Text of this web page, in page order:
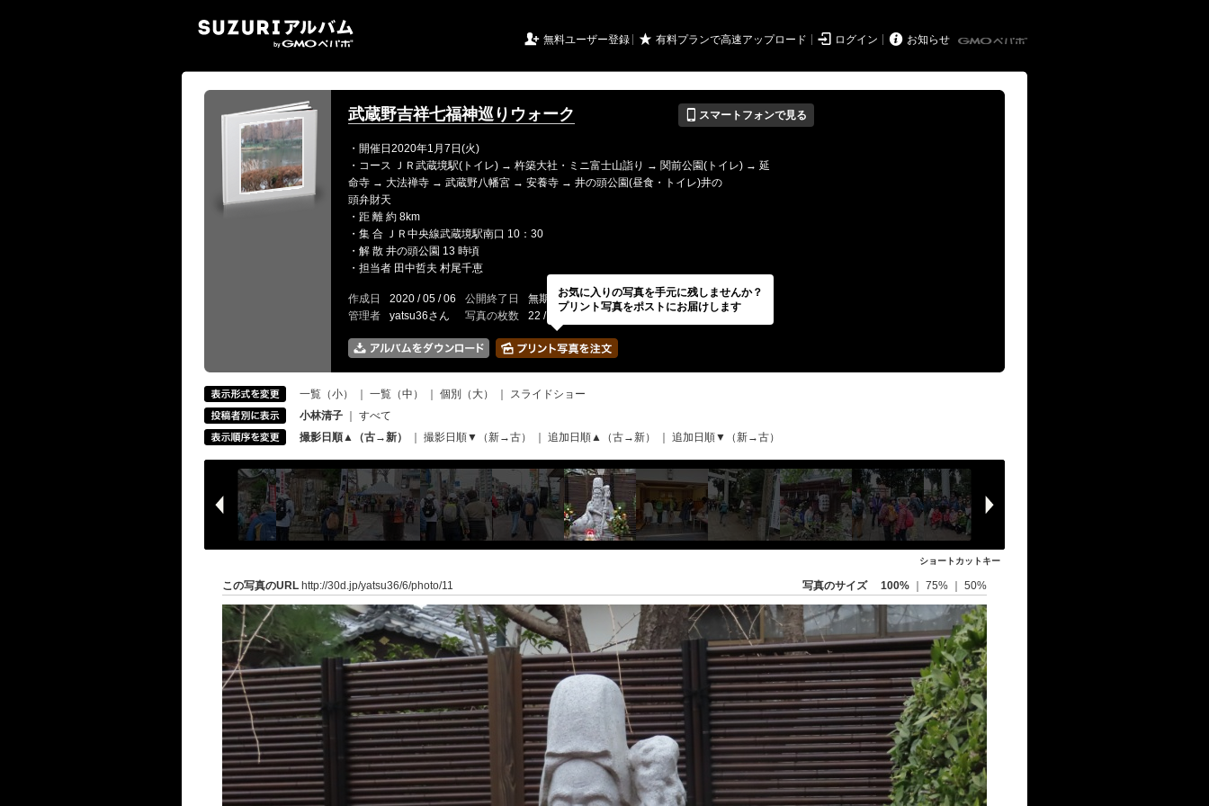
 無料ユーザー登録 ★ 有料プランで高速アップロード  ログイン  お知らせ
武蔵野吉祥七福神巡りウォーク 📱 スマートフォンで見る
・開催日2020年1月7日(火)
・コース ＪＲ武蔵境駅(トイレ) → 杵築大社・ミニ富士山詣り → 関前公園(トイレ) → 延
命寺 → 大法禅寺 → 武蔵野八幡宮 → 安養寺 → 井の頭公園(昼食・トイレ)井の
頭弁財天
・距 離 約 8km
・集 合 ＪＲ中央線武蔵境駅南口 10：30
・解 散 井の頭公園 13 時頃
・担当者 田中哲夫 村尾千恵
作成日 2020 / 05 / 06 公開終了日 無期限 イベントの期間
---
管理者
yatsu36さん 写真の枚数 22 / 2000枚
一覧（小） 一覧（中） 個別（大）
スライドショー
小林清子
すべて
撮影日順▲（古→新）
撮影日順▼（新→古） 追加日順▲（古→新） 追加日順▼（新→古）
ショートカットキー
この写真のURL http://30d.jp/yatsu36/6/photo/11 写真のサイズ 100% 75% 50%
お気に入りの写真を手元に残しませんか？
プリント写真をポストにお届けします